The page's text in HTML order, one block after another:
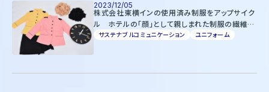
2023/12/05
株式会社東横インの使用済み制服をアップサイク
ル ホテルの「顔」として親しまれた制服の繊維を
90%以上使用した時計を製作
サステナブルコミュニケーション ユニフォーム